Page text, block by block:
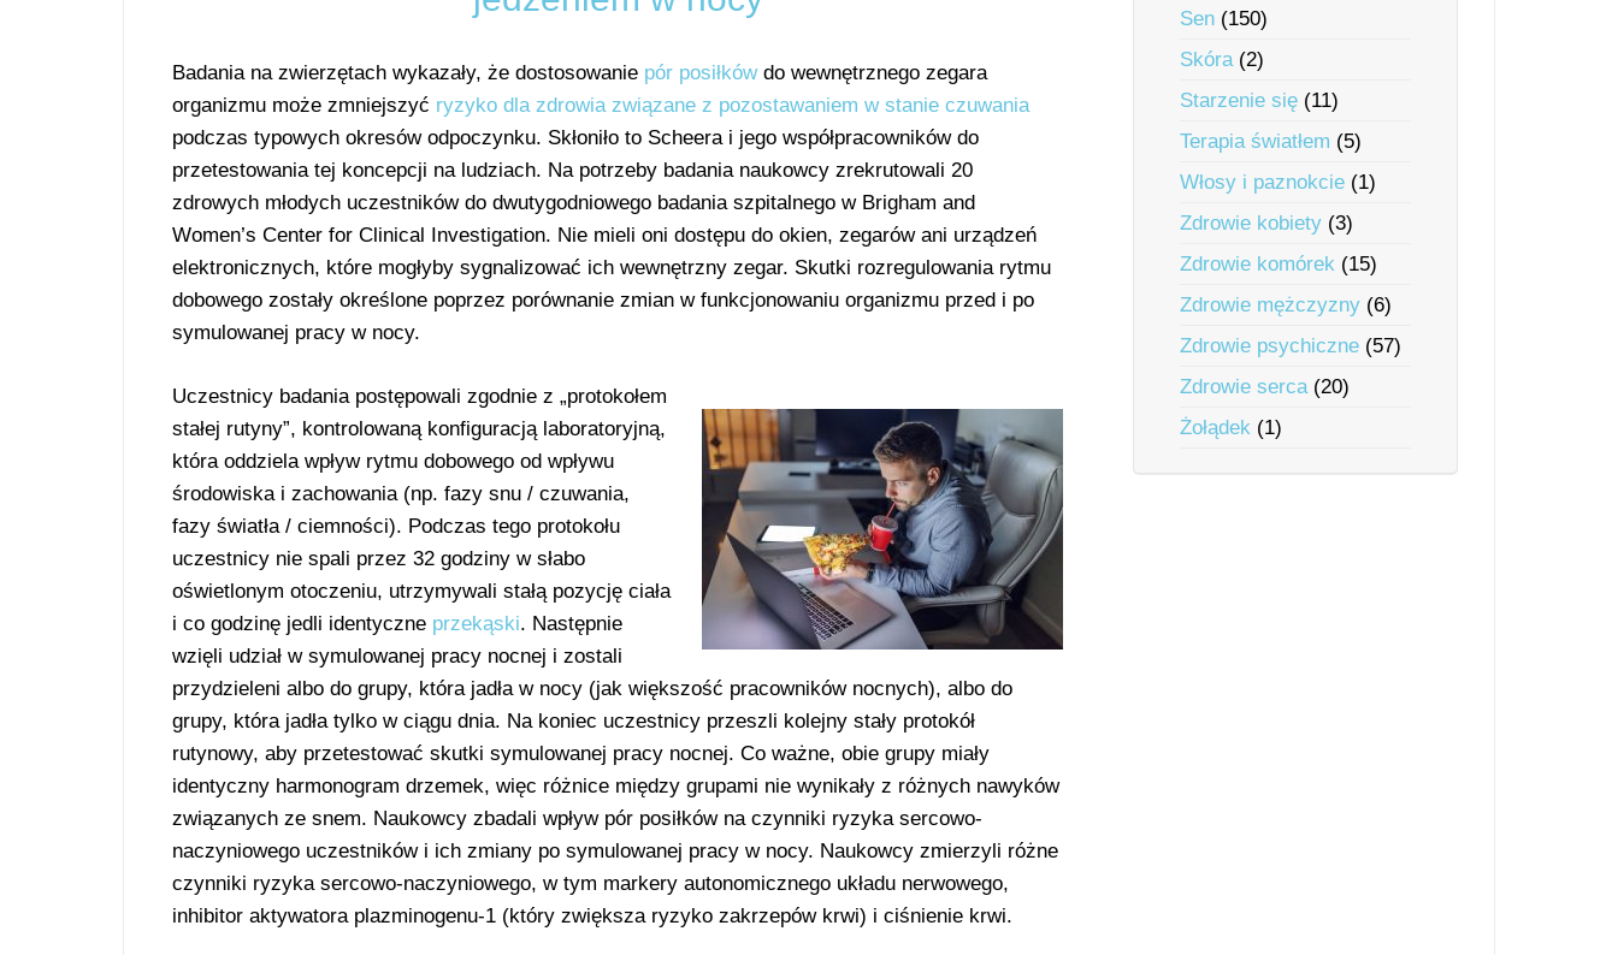
Badania na zwierzętach wykazały, że dostosowanie pór posiłkówdo wewnętrznego zegara
organizmu może zmniejszyć ryzyko dla zdrowia związane z pozostawaniem w stanie czuwania
podczas typowych okresów odpoczynku. Skłoniło to Scheera i jego współpracowników do
przetestowania tej koncepcji na ludziach. Na potrzeby badania naukowcy zrekrutowali 20
zdrowych młodych uczestników do dwutygodniowego badania szpitalnego w Brigham and
Women’s Center for Clinical Investigation. Nie mieli oni dostępu do okien, zegarów ani urządzeń
elektronicznych, które mogłyby sygnalizować ich wewnętrzny zegar. Skutki rozregulowania rytmu
dobowego zostały określone poprzez porównanie zmian w funkcjonowaniu organizmu przed i po
symulowanej pracy w nocy.
Uczestnicy badania postępowali zgodnie z „protokołem
stałej rutyny”, kontrolowaną konfiguracją laboratoryjną,
która oddziela wpływ rytmu dobowego od wpływu
środowiska i zachowania (np. fazy snu / czuwania,
fazy światła / ciemności). Podczas tego protokołu
uczestnicy nie spali przez 32 godziny w słabo
oświetlonym otoczeniu, utrzymywali stałą pozycję ciała
i co godzinę jedli identyczne przekąski. Następnie
wzięli udział w symulowanej pracy nocnej i zostali
przydzieleni albo do grupy, która jadła w nocy (jak większość pracowników nocnych), albo do
grupy, która jadła tylko w ciągu dnia. Na koniec uczestnicy przeszli kolejny stały protokół
rutynowy, aby przetestować skutki symulowanej pracy nocnej. Co ważne, obie grupy miały
identyczny harmonogram drzemek, więc różnice między grupami nie wynikały z różnych nawyków
związanych ze snem. Naukowcy zbadali wpływ pór posiłków na czynniki ryzyka sercowo-
naczyniowego uczestników i ich zmiany po symulowanej pracy w nocy. Naukowcy zmierzyli różne
czynniki ryzyka sercowo-naczyniowego, w tym markery autonomicznego układu nerwowego,
inhibitor aktywatora plazminogenu-1 (który zwiększa ryzyko zakrzepów krwi) i ciśnienie krwi.
Sen (150)
Skóra(2)
Starzenie się (11)
Terapia światłem (5)
Włosy i paznokcie (1)
Zdrowie kobiety (3)
Zdrowie komórek (15)
Zdrowie mężczyzny (6)
Zdrowie psychiczne (57)
Zdrowie serca(20)
Żołądek (1)